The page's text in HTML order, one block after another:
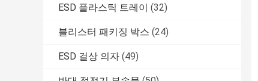
ESD 플라스틱 트레이 (32)
블리스터 패키징 박스 (24)
ESD 걸상 의자 (49)